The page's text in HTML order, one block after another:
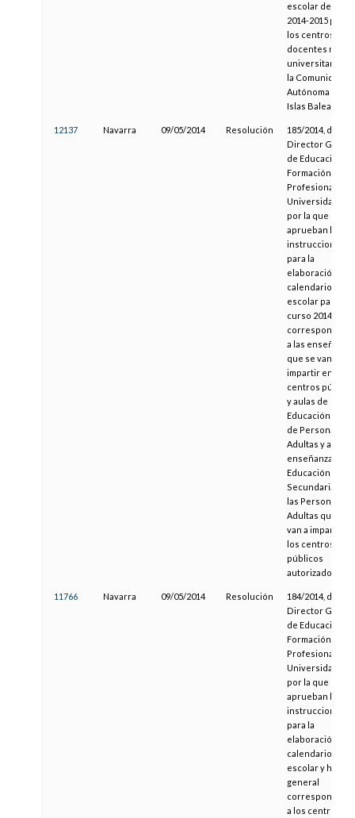
escolar del
2014-2015 para
los centros
docentes no
universitarios
la Comunidad
Autónoma de las
Islas Baleares
12137 Navarra 09/05/2014 Resolución
185/2014, del
Director
de Educación,
Formación
Profesional y
Universidades,
por la que se
aprueban las
instrucciones
para la
elaboración del
calendario
escolar para el
curso 2014-2015,
a las
que se van a
impartir en los
centros
y aulas de
Educación
de Personas
Adultas y a las
enseñanzas de
Educación
Secundaria para
las Personas
Adultas que se
van a impartir en
los centros
públicos
autorizados
11766 Navarra 09/05/2014 Resolución
184/2014, del
Director
de Educación,
Formación
Profesional y
Universidades,
por la que se
aprueban las
instrucciones
para la
elaboración del
calendario
escolar y
general
a los centros